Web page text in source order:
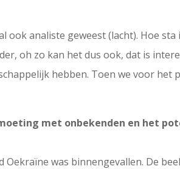
analiste geweest (lacht). Hoe
oh zo kan het dus ook, dat is
hebben. Toen we voor het
met onbekenden en het
was binnengevallen. De